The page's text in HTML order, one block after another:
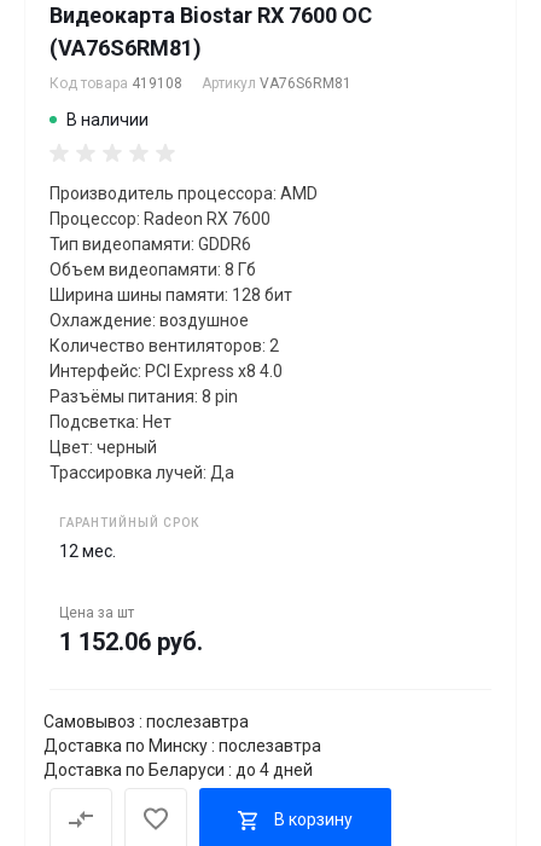
Видеокарта Biostar RX 7600 OC
(VA76S6RM81)
Код товара 419108 Артикул VA76S6RM81
В наличии
Производитель процессора: AMD
Процессор: Radeon RX 7600
Тип видеопамяти: GDDR6
Объем видеопамяти: 8 Гб
Ширина шины памяти: 128 бит
Охлаждение: воздушное
Количество вентиляторов: 2
Интерфейс: PCI Express x8 4.0
Разъёмы питания: 8 pin
Подсветка: Нет
Цвет: черный
Трассировка лучей: Да
ГАРАНТИЙНЫЙ СРОК
12 мес.
Цена за шт
1 152.06 руб.
Самовывоз : послезавтра
Доставка по Минску : послезавтра
Доставка по Беларуси : до 4 дней
В корзину